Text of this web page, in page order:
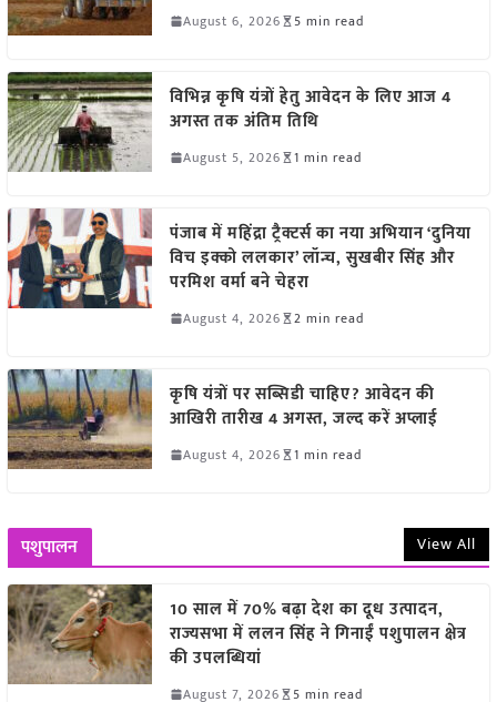
August 6, 2026 5 min read
विभिन्न कृषि यंत्रों हेतु आवेदन के लिए आज 4
अगस्त तक अंतिम तिथि
August 5, 2026 1 min read
पंजाब में महिंद्रा ट्रैक्टर्स का नया अभियान ‘दुनिया
विच इक्को ललकार’ लॉन्च, सुखबीर सिंह और
परमिश वर्मा बने चेहरा
August 4, 2026 2 min read
कृषि यंत्रों पर सब्सिडी चाहिए? आवेदन की
आखिरी तारीख 4 अगस्त, जल्द करें अप्लाई
August 4, 2026 1 min read
पशुपालन View All
10 साल में 70% बढ़ा देश का दूध उत्पादन,
राज्यसभा में ललन सिंह ने गिनाईं पशुपालन क्षेत्र
की उपलब्धियां
August 7, 2026 5 min read